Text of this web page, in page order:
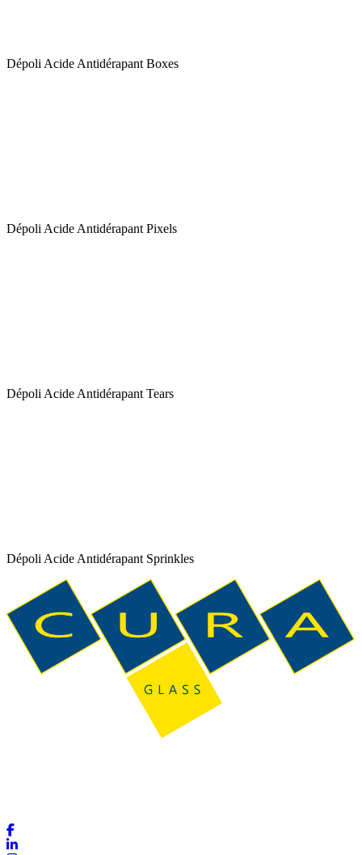
Dépoli Acide Antidérapant Boxes
Dépoli Acide Antidérapant Pixels
Dépoli Acide Antidérapant Tears
Dépoli Acide Antidérapant Sprinkles